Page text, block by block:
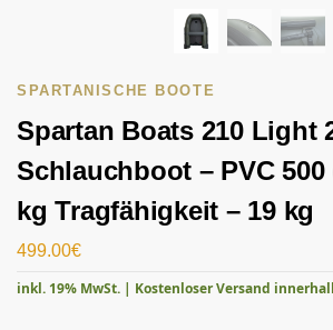
SPARTANISCHE BOOTE
Spartan Boats 210 Light
Schlauchboot – PVC 500
kg Tragfähigkeit – 19 kg
499.00€